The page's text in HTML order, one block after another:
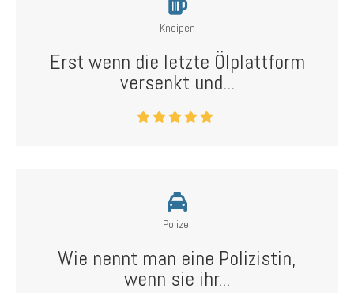
Kneipen
Erst wenn die letzte Ölplattform
versenkt und...
Polizei
Wie nennt man eine Polizistin,
wenn sie ihr...